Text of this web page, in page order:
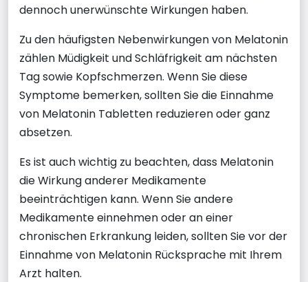
dennoch unerwünschte Wirkungen haben.
Zu den häufigsten Nebenwirkungen von Melatonin
zählen Müdigkeit und Schläfrigkeit am nächsten
Tag sowie Kopfschmerzen. Wenn Sie diese
Symptome bemerken, sollten Sie die Einnahme
von Melatonin Tabletten reduzieren oder ganz
absetzen.
Es ist auch wichtig zu beachten, dass Melatonin
die Wirkung anderer Medikamente
beeinträchtigen kann. Wenn Sie andere
Medikamente einnehmen oder an einer
chronischen Erkrankung leiden, sollten Sie vor der
Einnahme von Melatonin Rücksprache mit Ihrem
Arzt halten.